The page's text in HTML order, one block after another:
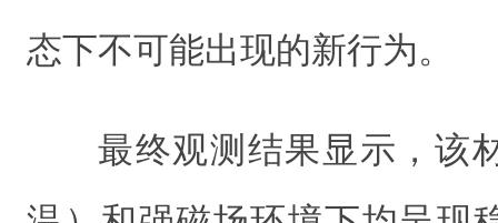
态下不可能出现的新行为。
最终观测结果显示，该